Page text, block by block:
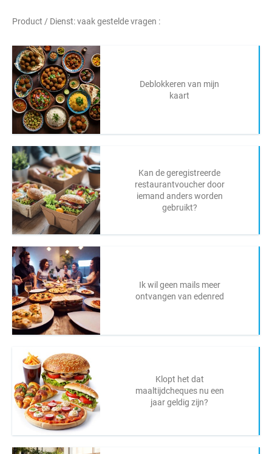
Product / Dienst: vaak gestelde vragen :
Deblokkeren van mijn
kaart
Kan de geregistreerde
restaurantvoucher door
iemand anders worden
gebruikt?
Ik wil geen mails meer
ontvangen van edenred
Klopt het dat
maaltijdcheques nu een
jaar geldig zijn?